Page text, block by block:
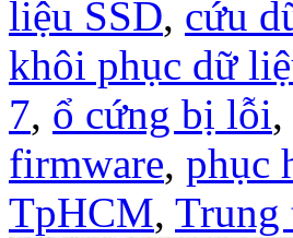
liệu SSD, cứu
khôi phục dữ
7, ổ cứng bị lỗi,
firmware, phục
TpHCM, Trung